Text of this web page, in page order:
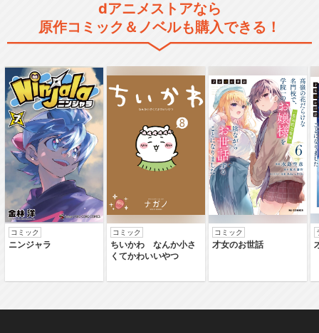
閉じる
dアニメストアなら
原作コミック＆ノベルも購入できる！
コミック
ニンジャラ
コミック
ちいかわ なんか小さ
くてかわいいやつ
コミック
才女のお世話